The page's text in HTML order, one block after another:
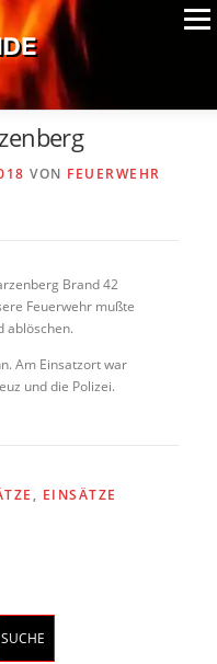
Menü
VON FEUERWEHR
Brand 42
Feuerwehr mußte
ablöschen.
Am Einsatzort war
und die Polizei.
, EINSÄTZE
SUCHE